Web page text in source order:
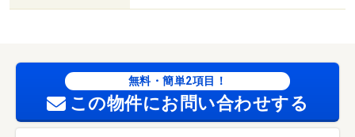
無料・簡単2項目！
この物件にお問い合わせする